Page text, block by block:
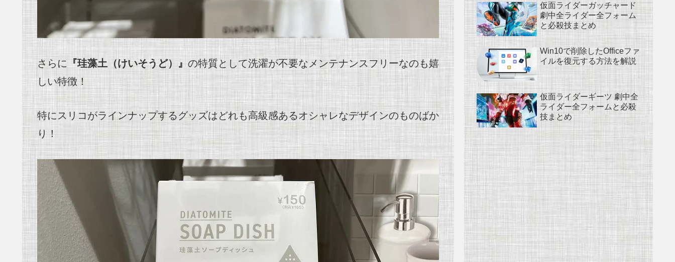
さらに 『珪藻土（けいそうど）』 の特質として洗濯が不要なメンテナンスフリーなのも嬉
しい特徴！
特にスリコがラインナップするグッズはどれも高級感あるオシャレなデザインのものばか
り！
仮面ライダーガッチャード
劇中全ライダー全フォーム
と必殺技まとめ
Win10で削除したOfficeファ
イルを復元する方法を解説
仮面ライダーギーツ 劇中全
ライダー全フォームと必殺
技まとめ